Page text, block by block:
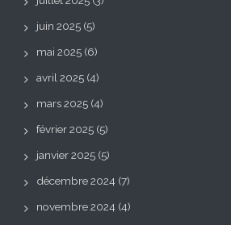
juin 2025 (5)
mai 2025 (6)
avril 2025 (4)
mars 2025 (4)
février 2025 (5)
janvier 2025 (5)
décembre 2024 (7)
novembre 2024 (4)